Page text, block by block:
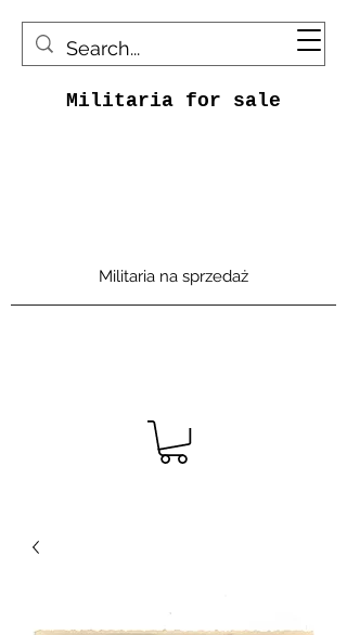
Militaria for sale
Militaria na sprzedaż